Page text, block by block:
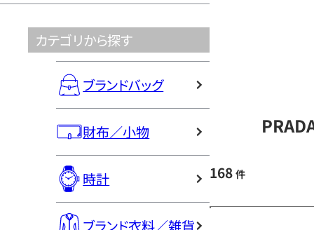
カテゴリから探す
ブランドバッグ
財布／小物
時計
ブランド衣料／雑貨
168 件